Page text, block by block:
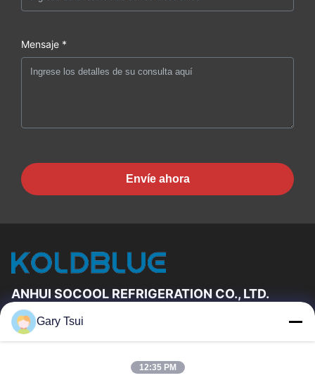
Mensaje *
Envíe ahora
ANHUI SOCOOL REFRIGERATION CO., LTD.
Vínculos Rápidos
Sobre Nosotros
Gary Tsui
12:35 PM